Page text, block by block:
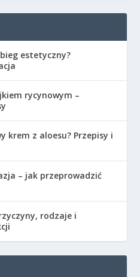
estetyczny?
rycynowym –
krem z aloesu? Przepisy i
– jak przeprowadzić
rodzaje i